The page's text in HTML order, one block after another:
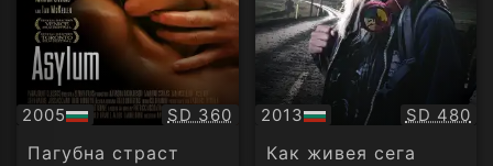
2005
БГ
аудио
Качество:
SD 360
Пагубна страст
2013
БГ
аудио
SD 480
Как живея сега